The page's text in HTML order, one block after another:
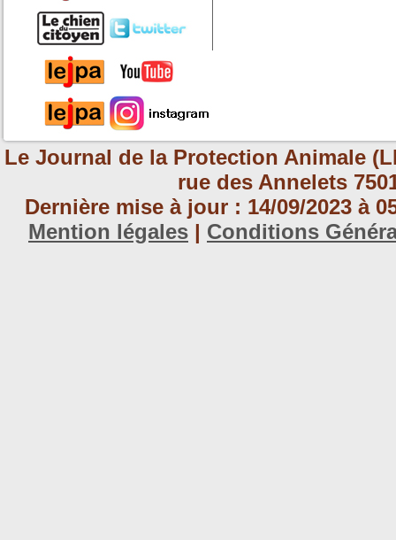
Le Journal de la Protection Animale
rue des Annelets
Dernière mise à jour : 14/09/2023 à
Mention légales | Conditions